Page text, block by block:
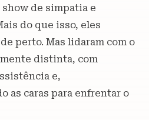
show de simpatia e
do que isso, eles
perto. Mas lidaram com o
distinta, com
e,
as caras para enfrentar o